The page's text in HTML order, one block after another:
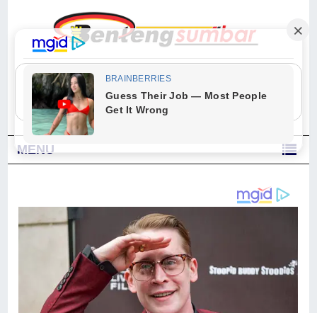
"Sesungguhnya Allah dan para malaikat-Nya berselawat untuk Nabi.
Wahai orang-orang yang beriman, berselawatlah kamu untuk Nabi dan
ucapkanlah salam dengan penuh penghormatan kepadanya." (Qs. Al
Ahzab Ayat 56)
MENU